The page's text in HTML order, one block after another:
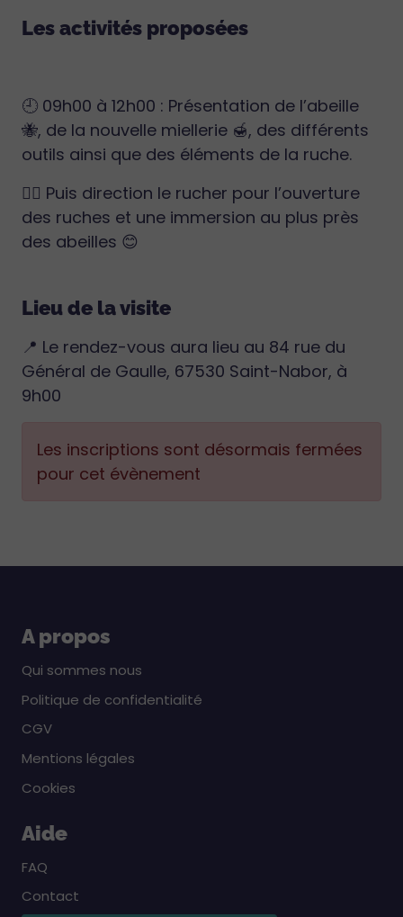
Les activités proposées
🕘 09h00 à 12h00 : Présentation de l’abeille
🐝, de la nouvelle miellerie 🍯, des différents
outils ainsi que des éléments de la ruche.
🚶‍♂️ Puis direction le rucher pour l’ouverture
des ruches et une immersion au plus près
des abeilles 😊
Lieu de la visite
📍 Le rendez-vous aura lieu au 84 rue du
Général de Gaulle, 67530 Saint-Nabor, à
9h00
Les inscriptions sont désormais fermées
pour cet évènement
A propos
Qui sommes nous
Politique de confidentialité
CGV
Mentions légales
Cookies
Aide
FAQ
Contact